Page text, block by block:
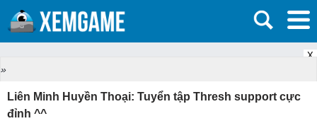
X
»
Liên Minh Huyền Thoại: Tuyển tập Thresh support cực
đỉnh ^^